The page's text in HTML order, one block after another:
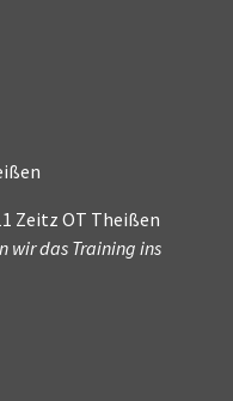
Zeitz OT Theißen
wir das Training ins